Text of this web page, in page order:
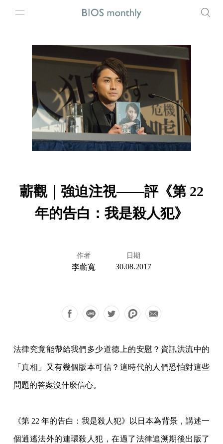
蘄觀｜強迫注視——評《第 22
年的告白：我是殺人犯》
作者
李蘄寬
日期
30.08.2017
法律究竟能帶給我們多少道德上的安慰？資訊洪流中的
「真相」又有幾個版本可信？這時代的人們恐怕對這些
問題的答案沒什麼信心。
《第 22 年的告白：我是殺人犯》以日本為背景，講述一
個逍遙法外的連環殺人犯，在過了法律追溯期後出版了